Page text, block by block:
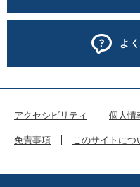
よ
アクセシビリティ 個人情
免責事項 このサイトにつ